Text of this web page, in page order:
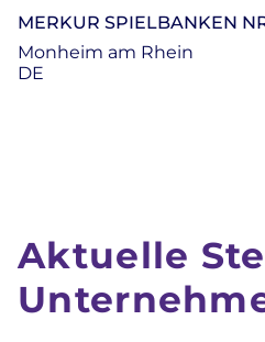
MERKUR SPIELBANKEN
Monheim am Rhein
DE
Aktuelle